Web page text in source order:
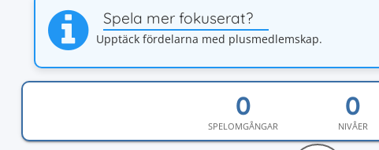
Spela mer fokuserat?
Upptäck fördelarna med plusmedlemskap.
SPELOMGÅNGAR NIVÅER